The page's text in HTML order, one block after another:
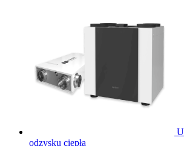
odzysku ciepła